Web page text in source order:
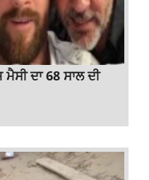
ਦਾ 68 ਸਾਲ ਦੀ